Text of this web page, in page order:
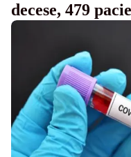
decese, 479